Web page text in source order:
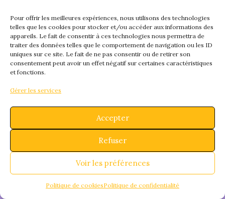
Pour offrir les meilleures expériences, nous utilisons des technologies
telles que les cookies pour stocker et/ou accéder aux informations des
appareils. Le fait de consentir à ces technologies nous permettra de
traiter des données telles que le comportement de navigation ou les ID
uniques sur ce site. Le fait de ne pas consentir ou de retirer son
consentement peut avoir un effet négatif sur certaines caractéristiques
et fonctions.
Gérer les services
Accepter
Refuser
Voir les préférences
Politique de cookiesPolitique de confidentialité
fantastique –
bientôt !